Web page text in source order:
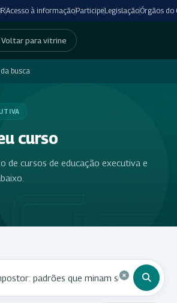
Acesso à informaçãoParticipeLegislaçãoÓrgãos do
Voltar para vitrine
busca
curso
de cursos de educação executiva e